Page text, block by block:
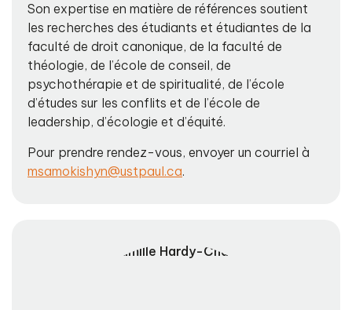
Son expertise en matière de références soutient
les recherches des étudiants et étudiantes de la
faculté de droit canonique, de la faculté de
théologie, de l’école de conseil, de
psychothérapie et de spiritualité, de l’école
d’études sur les conflits et de l’école de
leadership, d’écologie et d’équité.
Pour prendre rendez-vous, envoyer un courriel à
msamokishyn@ustpaul.ca.